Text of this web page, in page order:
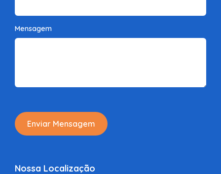
Mensagem
Enviar Mensagem
Nossa Localização